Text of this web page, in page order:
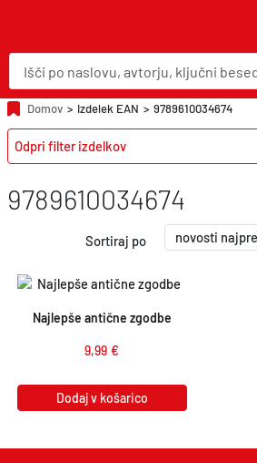
P
o
d
u
c
t
s
r
c
Domov > Izdelek EAN > 9789610034674
9789610034674
Sortiraj po
Najlepše antične zgodbe
9,99 €
Dodaj v košarico
Odpri filter izdelkov